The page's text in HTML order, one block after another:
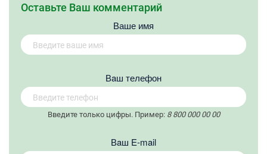
Оставьте Ваш комментарий
Ваше имя
Вaш телефон
Введите только цифры. Пример: 8 800 000 00 00
Вaш E-mail